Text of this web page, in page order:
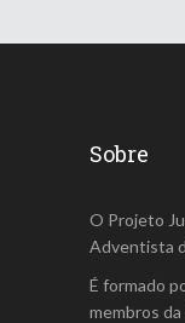
Sobre
O Projeto
Adventista
É formado
membros